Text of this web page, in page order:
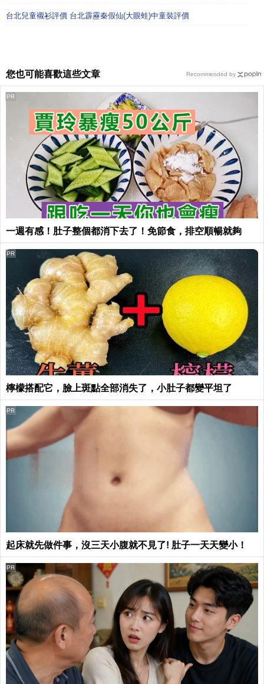
台北兒童襯衫評價 台北霹靂秦假仙(大眼蛙)中童裝評價
您也可能喜歡這些文章
一週有感！肚子整個都消下去了！免節食，排空順暢就夠
PR
檸檬搭配它，臉上斑點全部消失了，小肚子都變平坦了
PR
起床就先做件事，沒三天小腹就不見了! 肚子一天天變小！
PR
PR
Recommended by